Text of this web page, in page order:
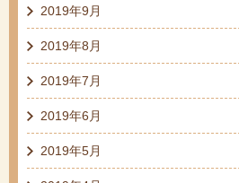
2019年9月
2019年8月
2019年7月
2019年6月
2019年5月